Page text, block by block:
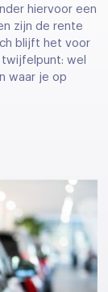
hiervoor een
zijn de rente
blijft het voor
wel
waar je op